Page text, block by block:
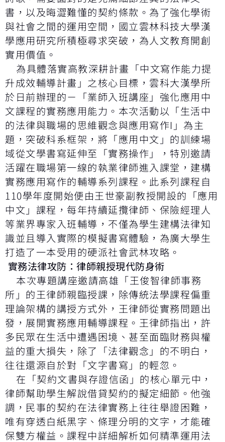
書，以及晦澀難懂的契約條款。為了強化學術
與社會之間的運用空間，國立雲林科技大學漢
學應用研究所積極尋求突破，為人文教育開創
實用價值。
為具體落實高教深耕計畫「中文寫作能力提
升成效輔導計畫」之核心目標，雲科大漢學所
於日前辦理的－「業師入班講座」強化應用中
文課程的實務應用能力。本次活動以「生活中
的法律與職場的思維觀念與應用寫作I」為主
題，突破科系框架，將「應用中文」的訓練場
域從文學書寫延伸至「實務操作」，特別邀請
活躍在職場第一線的執業律師進入課堂，建構
實務應用寫作的輔導系列課程。此系列課程自
110學年度開始便由王世豪副教授開設的「應用
中文」課程，每年持續延攬律師、保險經理人
等業界專家入班輔導，不僅為學生建構法律知
識並且導入實際的模擬書寫體驗，為廣大學生
打造了一本受用的硬派社會武林攻略。
實務法律攻防：律師親授現代防身術
本次專題講座邀請高雄「王俊智律師事務
所」的王律師親臨授課，除傳統法學課程偏重
理論架構的講授方式外，王律師從實務問題出
發，展開實務應用輔導課程。王律師指出，許
多民眾在生活中遭遇困境、甚至面臨財務與權
益的重大損失，除了「法律觀念」的不明白，
往往還源自於對「文字書寫」的輕忽。
在「契約文書與存證信函」的核心單元中，
律師幫助學生解說借貸契約的擬定細節。他強
調，民事的契約在法律實務上往往舉證困難，
唯有穿透白紙黑字、條理分明的文字，才能確
保雙方權益。課程中詳細解析如何精準運用法